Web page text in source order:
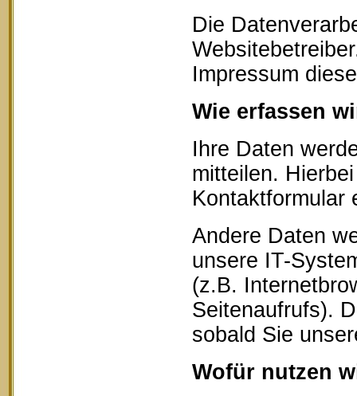
Die
Impressum
Wie erfassen
Ihre Daten
mitteilen.
Kontaktformular
Andere Daten
unsere IT-
(z.B.
Seitenaufrufs).
sobald Sie
Wofür nutzen